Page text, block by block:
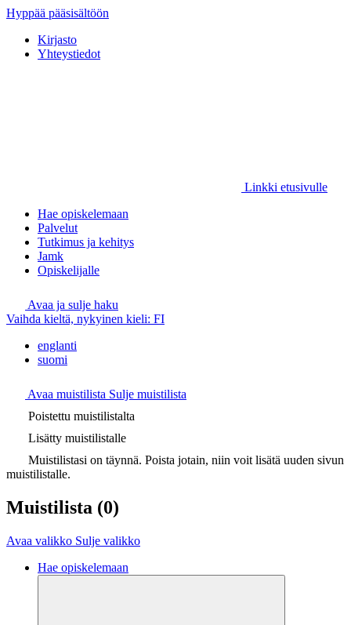
Hyppää pääsisältöön
Kirjasto
Yhteystiedot
Linkki etusivulle
Hae opiskelemaan
Palvelut
Tutkimus ja kehitys
Jamk
Opiskelijalle
Avaa ja sulje haku
Vaihda kieltä, nykyinen kieli: FI
englanti
suomi
Avaa muistilista Sulje muistilista
Poistettu muistilistalta
Lisätty muistilistalle
Muistilistasi on täynnä. Poista jotain, niin voit lisätä uuden sivun
muistilistalle.
Muistilista (0)
Avaa valikko Sulje valikko
Hae opiskelemaan